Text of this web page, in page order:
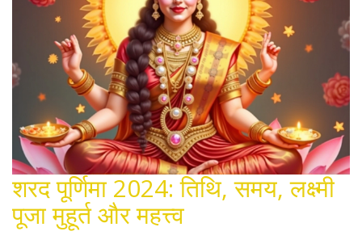
शरद पूर्णिमा 2024: तिथि, समय, लक्ष्मी
पूजा मुहूर्त और महत्त्व